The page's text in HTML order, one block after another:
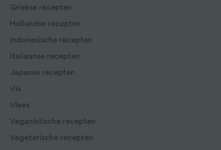
Griekse recepten
Hollandse recepten
Indonesische recepten
Italiaanse recepten
Japanse recepten
Vis
Vlees
Veganistische recepten
Vegetarische recepten